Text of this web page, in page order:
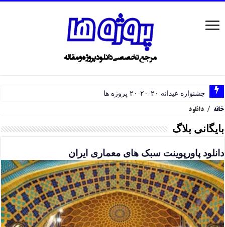
جشنواره عیدانه ۲۰-۲۰-۲۰ پروژه ها
خانه / دانلود
بایگانی بلاگ
دانلود پاورپوینت سبک های معماری ایران